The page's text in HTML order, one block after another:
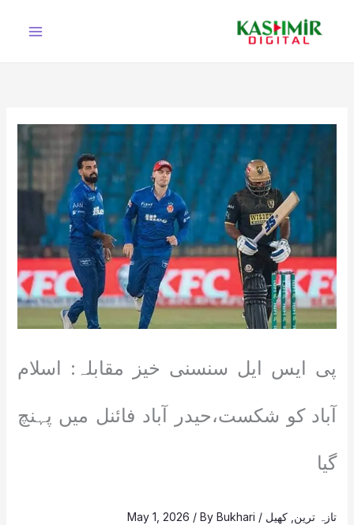
پی ایس ایل سنسنی خیز مقابلہ: اسلام
آباد کو شکست،حیدر آباد فائنل میں پہنچ
گیا
تازہ ترین کھیل /
May 1, 2026 / ByBukhari